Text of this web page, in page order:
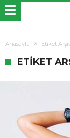
Anasayfa Etiket
ETIKET